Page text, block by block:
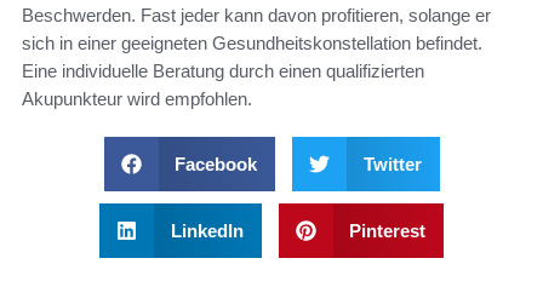
Beschwerden. Fast jeder kann davon profitieren, solange er
sich in einer geeigneten Gesundheitskonstellation befindet.
Eine individuelle Beratung durch einen qualifizierten
Akupunkteur wird empfohlen.
Facebook Twitter
LinkedIn Pinterest